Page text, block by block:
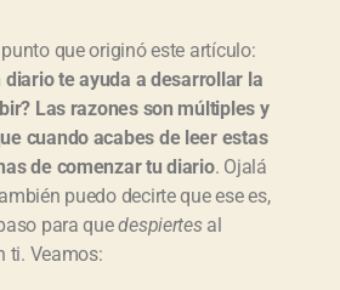
que originó este artículo:
diario te ayuda a desarrollar la
Las razones son múltiples y
cuando acabes de leer estas
de comenzar tu diario. Ojalá
puedo decirte que ese es,
para quedespiertesal
ti. Veamos: